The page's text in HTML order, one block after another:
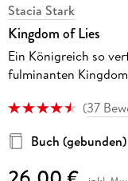
Stacia Stark
Kingdom of Lies
Ein Königreich so
fulminanten
(37
Buch (gebunden)